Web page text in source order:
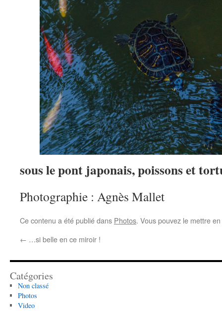
sous le pont japonais, poissons et
Photographie : Agnès Mallet
Ce contenu a été publié dans Photos. Vous pouvez le mettre
← …si belle en ce miroir !
Catégories
Non classé
Photos
Video